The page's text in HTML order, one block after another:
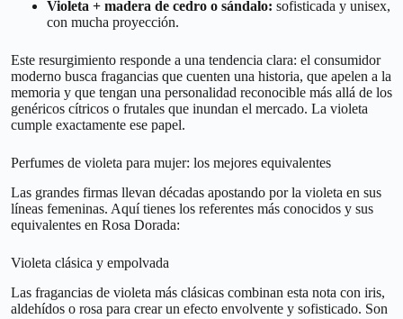
Violeta + madera de cedro o sándalo: sofisticada y unisex,
con mucha proyección.
Este resurgimiento responde a una tendencia clara: el consumidor
moderno busca fragancias que cuenten una historia, que apelen a la
memoria y que tengan una personalidad reconocible más allá de los
genéricos cítricos o frutales que inundan el mercado. La violeta
cumple exactamente ese papel.
Perfumes de violeta para mujer: los mejores equivalentes
Las grandes firmas llevan décadas apostando por la violeta en sus
líneas femeninas. Aquí tienes los referentes más conocidos y sus
equivalentes en Rosa Dorada:
Violeta clásica y empolvada
Las fragancias de violeta más clásicas combinan esta nota con iris,
aldehídos o rosa para crear un efecto envolvente y sofisticado. Son